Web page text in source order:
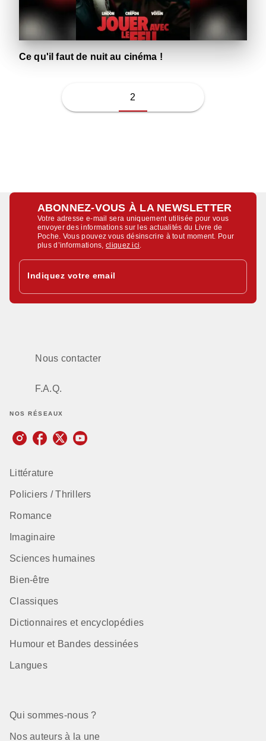
Ce qu'il faut de nuit au cinéma !
2
ABONNEZ-VOUS À LA NEWSLETTER
Votre adresse e-mail sera uniquement utilisée pour vous
envoyer des informations sur les actualités du Livre de
Poche. Vous pouvez vous désinscrire à tout moment. Pour
plus d’informations,cliquez ici.
Indiquez votre email
Nous contacter
F.A.Q.
NOS RÉSEAUX
Littérature
Policiers / Thrillers
Romance
Imaginaire
Sciences humaines
Bien-être
Classiques
Dictionnaires et encyclopédies
Humour et Bandes dessinées
Langues
Qui sommes-nous ?
Nos auteurs à la une